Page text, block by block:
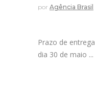
por Agência Brasil
Prazo de
dia 30 de maio